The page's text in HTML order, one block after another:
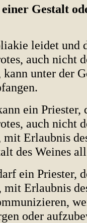
Gestalt
leidet und
auch nicht
unter der
ein Priester,
auch nicht
Erlaubnis
des Weines
ein Priester,
mit Erlaubnis
oder